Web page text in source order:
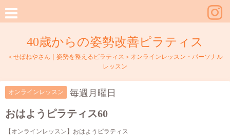
40歳からの姿勢改善ピラティス
＜せぼねやさん｜姿勢を整えるピラティス＞オンラインレッスン・パーソナル
レッスン
オンラインレッスン 毎週月曜日
おはようピラティス60
【オンラインレッスン】おはようピラティス